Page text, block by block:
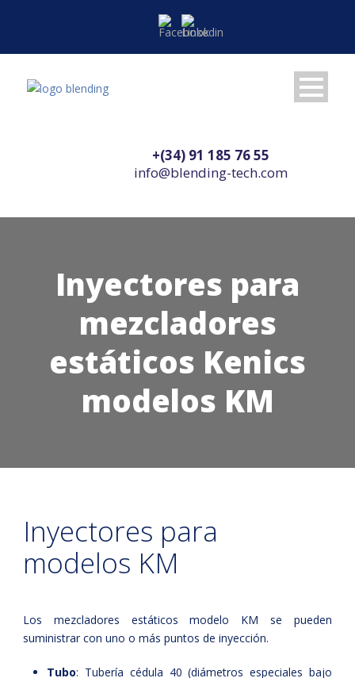
+(34) 91 185 76 55
info@blending-tech.com
Inyectores para
mezcladores
estáticos Kenics
modelos KM
Inyectores para
modelos KM
Los mezcladores estáticos modelo KM se pueden
suministrar con uno o más puntos de inyección.
Tubo: Tubería cédula 40 (diámetros especiales bajo